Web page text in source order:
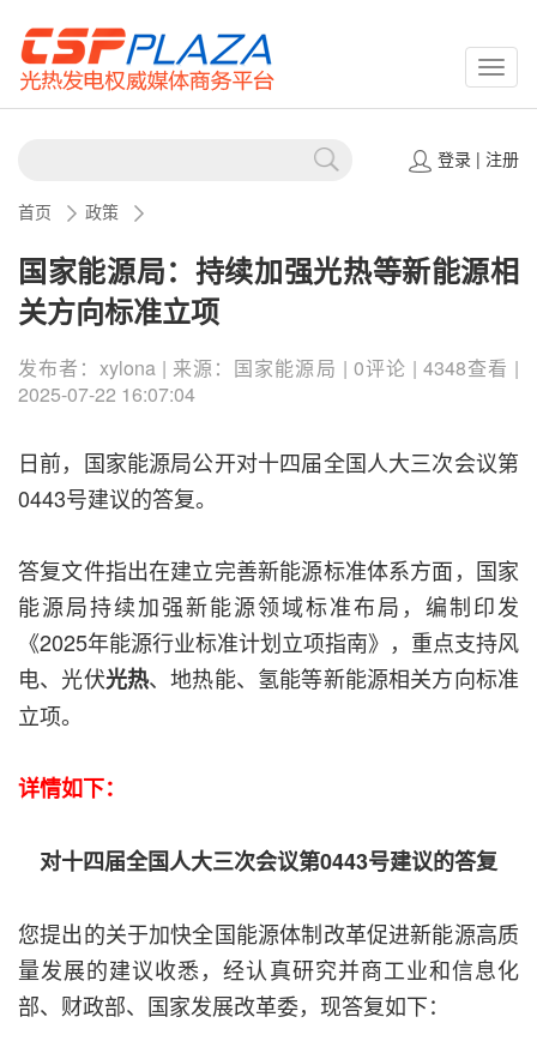
登录| 注册
首页 政策
国家能源局：持续加强光热等新能源相
关方向标准立项
发布者：xylona | 来源：国家能源局 | 0评论 | 4348查看 |
2025-07-22 16:07:04
日前，国家能源局公开对十四届全国人大三次会议第
0443号建议的答复。
答复文件指出在建立完善新能源标准体系方面，国家
能源局持续加强新能源领域标准布局，编制印发
《2025年能源行业标准计划立项指南》，重点支持风
电、光伏光热、地热能、氢能等新能源相关方向标准
立项。
详情如下：
对十四届全国人大三次会议第0443号建议的答复
您提出的关于加快全国能源体制改革促进新能源高质
量发展的建议收悉，经认真研究并商工业和信息化
部、财政部、国家发展改革委，现答复如下：